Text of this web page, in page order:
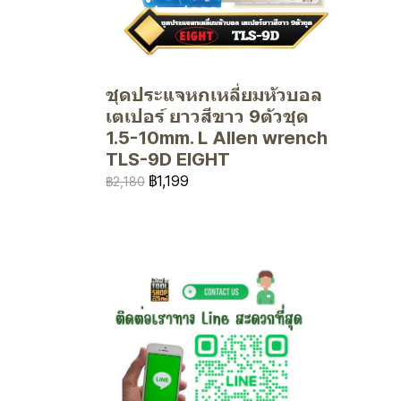
ชุดประแจหกเหลี่ยมหัวบอล
เตเปอร์ ยาวสีขาว 9ตัวชุด
1.5-10mm. L Allen wrench
TLS-9D EIGHT
฿2,180 ฿1,199